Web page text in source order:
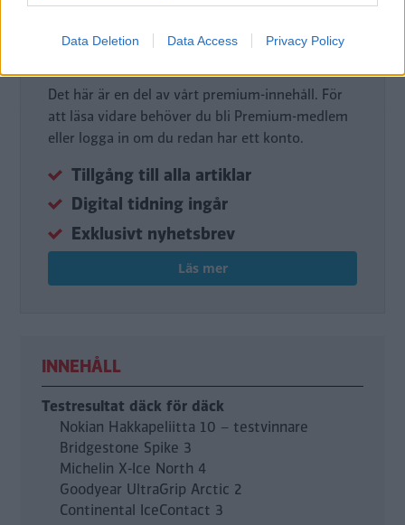
Data Deletion Data Access Privacy Policy
DIGITAL PRENUMERATION
Ta del av allt material – bli
Premium-medlem
Det här är en del av vårt premium-innehåll. För
att läsa vidare behöver du bli Premium-medlem
eller logga in om du redan har ett konto.
Tillgång till alla artiklar
Digital tidning ingår
Exklusivt nyhetsbrev
Läs mer
INNEHÅLL
Testresultat däck för däck
Nokian Hakkapeliitta 10 – testvinnare
Bridgestone Spike 3
Michelin X-Ice North 4
Goodyear UltraGrip Arctic 2
Continental IceContact 3